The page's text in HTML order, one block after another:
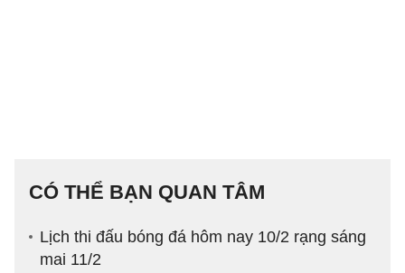
CÓ THỂ BẠN QUAN TÂM
Lịch thi đấu bóng đá hôm nay 10/2 rạng sáng
mai 11/2